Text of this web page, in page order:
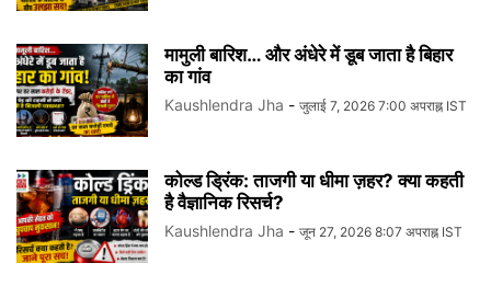
मामुली बारिश… और अंधेरे में डूब जाता है बिहार
का गांव
Kaushlendra Jha - जुलाई 7, 2026 7:00 अपराह्न IST
कोल्ड ड्रिंक: ताजगी या धीमा ज़हर? क्या कहती
है वैज्ञानिक रिसर्च?
Kaushlendra Jha - जून 27, 2026 8:07 अपराह्न IST